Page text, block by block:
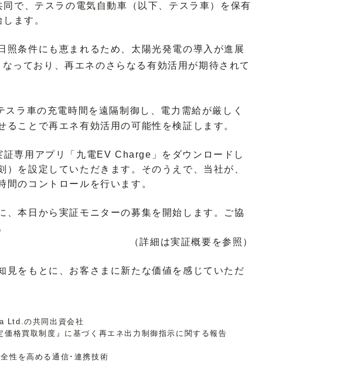
で、テスラの電気自動車（以下、テスラ車）を保有
ます。
条件にも恵まれるため、太陽光発電の導入が進展
なっており、再エネのさらなる有効活用が期待されて
スラ車の充電時間を遠隔制御し、電力需給が厳しく
ことで再エネ有効活用の可能性を検証します。
専用アプリ「九電EV Charge」をダウンロードし
を設定していただきます。そのうえで、当社が、
のコントロールを行います。
本日から実証モニターの募集を開始します。ご協
（詳細は実証概要を参照）
をもとに、お客さまに新たな価値を感じていただ
Ltd.の共同出資会社
格買取制度』に基づく再エネ出力制御指示に関する報告
性を高める通信･連携技術